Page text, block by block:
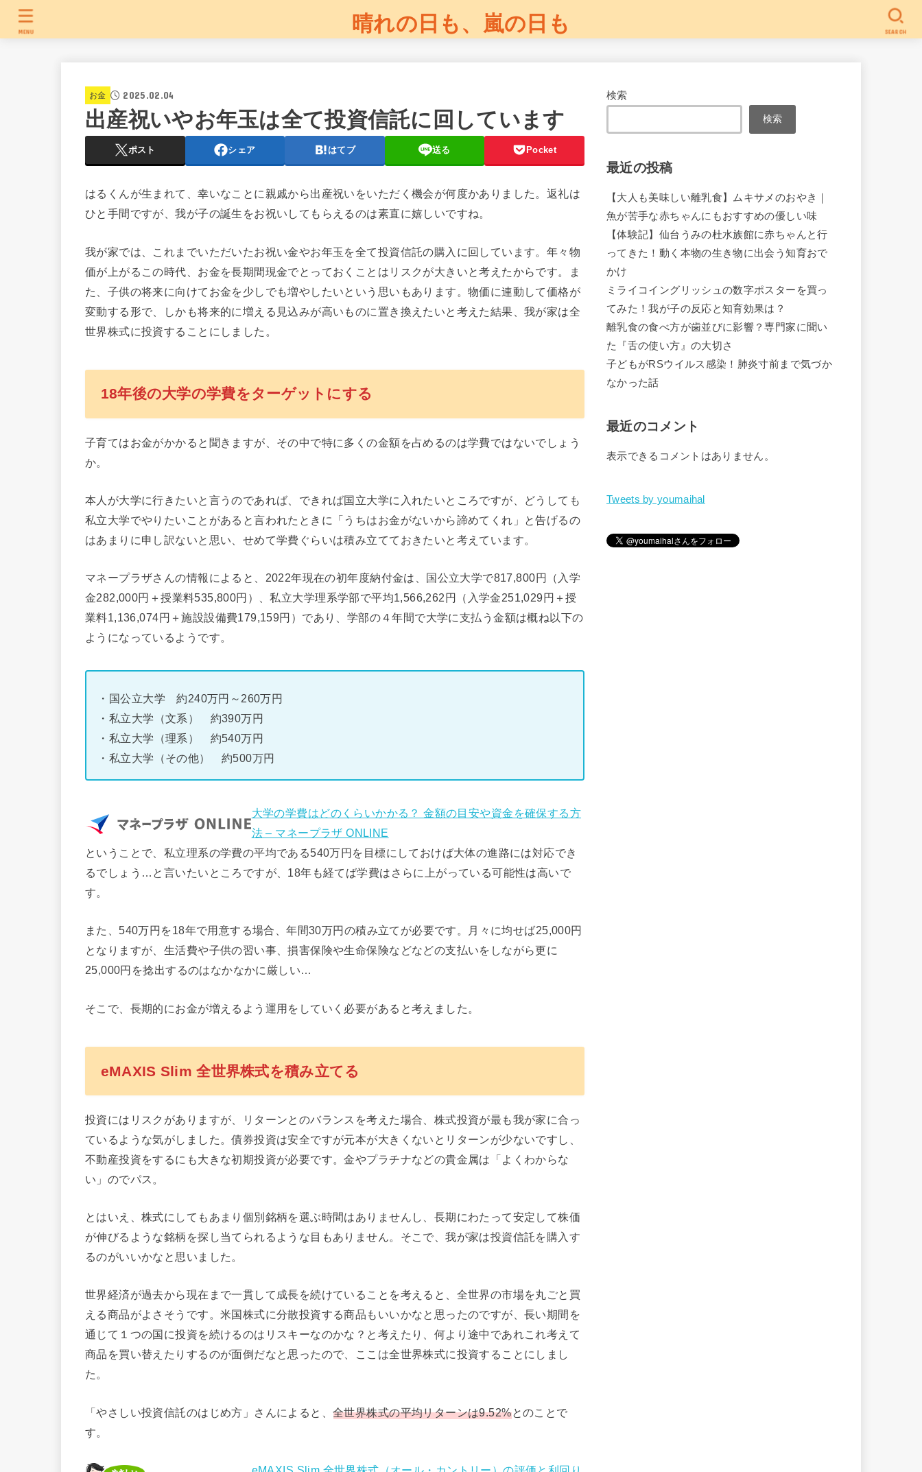
晴れの日も、嵐の日も SEARCH
MENU
お金 2025.02.04
出産祝いやお年玉は全て投資信託に回しています
ポスト シェア はてブ 送る Pocket
はるくんが生まれて、幸いなことに親戚から出産祝いをいただく機会が何度かありました。返礼は
ひと手間ですが、我が子の誕生をお祝いしてもらえるのは素直に嬉しいですね。
我が家では、これまでいただいたお祝い金やお年玉を全て投資信託の購入に回しています。年々物
価が上がるこの時代、お金を長期間現金でとっておくことはリスクが大きいと考えたからです。ま
た、子供の将来に向けてお金を少しでも増やしたいという思いもあります。物価に連動して価格が
変動する形で、しかも将来的に増える見込みが高いものに置き換えたいと考えた結果、我が家は全
世界株式に投資することにしました。
18年後の大学の学費をターゲットにする
子育てはお金がかかると聞きますが、その中で特に多くの金額を占めるのは学費ではないでしょう
か。
本人が大学に行きたいと言うのであれば、できれば国立大学に入れたいところですが、どうしても
私立大学でやりたいことがあると言われたときに「うちはお金がないから諦めてくれ」と告げるの
はあまりに申し訳ないと思い、せめて学費ぐらいは積み立てておきたいと考えています。
マネープラザさんの情報によると、2022年現在の初年度納付金は、国公立大学で817,800円（入学
金282,000円＋授業料535,800円）、私立大学理系学部で平均1,566,262円（入学金251,029円＋授
業料1,136,074円＋施設設備費179,159円）であり、学部の４年間で大学に支払う金額は概ね以下の
ようになっているようです。
・国公立大学 約240万円～260万円
・私立大学（文系） 約390万円
・私立大学（理系） 約540万円
・私立大学（その他） 約500万円
大学の学費はどのくらいかかる？ 金額の目安や資金を確保する方
法 – マネープラザ ONLINE
ということで、私立理系の学費の平均である540万円を目標にしておけば大体の進路には対応でき
るでしょう…と言いたいところですが、18年も経てば学費はさらに上がっている可能性は高いで
す。
また、540万円を18年で用意する場合、年間30万円の積み立てが必要です。月々に均せば25,000円
となりますが、生活費や子供の習い事、損害保険や生命保険などなどの支払いをしながら更に
25,000円を捻出するのはなかなかに厳しい…
そこで、長期的にお金が増えるよう運用をしていく必要があると考えました。
eMAXIS Slim 全世界株式を積み立てる
投資にはリスクがありますが、リターンとのバランスを考えた場合、株式投資が最も我が家に合っ
ているような気がしました。債券投資は安全ですが元本が大きくないとリターンが少ないですし、
不動産投資をするにも大きな初期投資が必要です。金やプラチナなどの貴金属は「よくわからな
い」のでパス。
とはいえ、株式にしてもあまり個別銘柄を選ぶ時間はありませんし、長期にわたって安定して株価
が伸びるような銘柄を探し当てられるような目もありません。そこで、我が家は投資信託を購入す
るのがいいかなと思いました。
世界経済が過去から現在まで一貫して成長を続けていることを考えると、全世界の市場を丸ごと買
える商品がよさそうです。米国株式に分散投資する商品もいいかなと思ったのですが、長い期間を
通じて１つの国に投資を続けるのはリスキーなのかな？と考えたり、何より途中であれこれ考えて
商品を買い替えたりするのが面倒だなと思ったので、ここは全世界株式に投資することにしまし
た。
「やさしい投資信託のはじめ方」さんによると、全世界株式の平均リターンは9.52%とのことで
す。
検索
検索
最近の投稿
【大人も美味しい離乳食】ムキサメのおやき｜
魚が苦手な赤ちゃんにもおすすめの優しい味
【体験記】仙台うみの杜水族館に赤ちゃんと行
ってきた！動く本物の生き物に出会う知育おで
かけ
ミライコイングリッシュの数字ポスターを買っ
てみた！我が子の反応と知育効果は？
離乳食の食べ方が歯並びに影響？専門家に聞い
た『舌の使い方』の大切さ
子どもがRSウイルス感染！肺炎寸前まで気づか
なかった話
最近のコメント
表示できるコメントはありません。
Tweets by youmaihal